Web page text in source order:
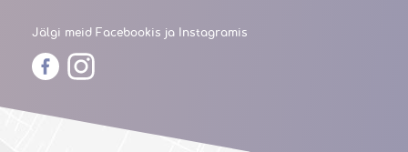
Jälgi meid Facebookis ja Instagramis